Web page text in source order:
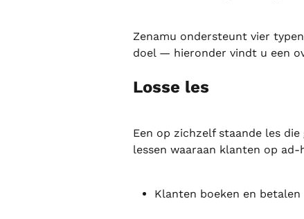
Zenamu ondersteunt vier
doel — hieronder vindt u een
Losse les
Een op zichzelf staande les
lessen waaraan klanten op ad-
Klanten boeken en